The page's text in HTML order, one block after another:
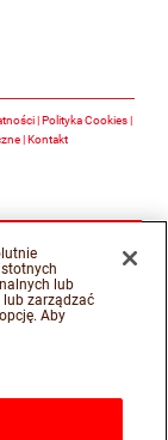
Polityka Cookies
Kontakt
lub
lub zarządzać
Aby